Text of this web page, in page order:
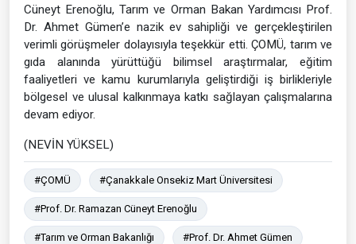
Cüneyt Erenoğlu, Tarım ve Orman Bakan Yardımcısı Prof.
Dr. Ahmet Gümen’e nazik ev sahipliği ve gerçekleştirilen
verimli görüşmeler dolayısıyla teşekkür etti. ÇOMÜ, tarım ve
gıda alanında yürüttüğü bilimsel araştırmalar, eğitim
faaliyetleri ve kamu kurumlarıyla geliştirdiği iş birlikleriyle
bölgesel ve ulusal kalkınmaya katkı sağlayan çalışmalarına
devam ediyor.
(NEVİN YÜKSEL)
#ÇOMÜ #Çanakkale Onsekiz Mart Üniversitesi
#Prof. Dr. Ramazan Cüneyt Erenoğlu
#Tarım ve Orman Bakanlığı #Prof. Dr. Ahmet Gümen